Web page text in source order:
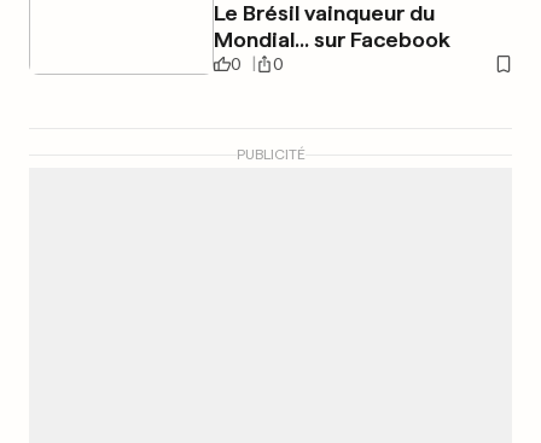
Le Brésil vainqueur du
Mondial... sur Facebook
0 0
PUBLICITÉ